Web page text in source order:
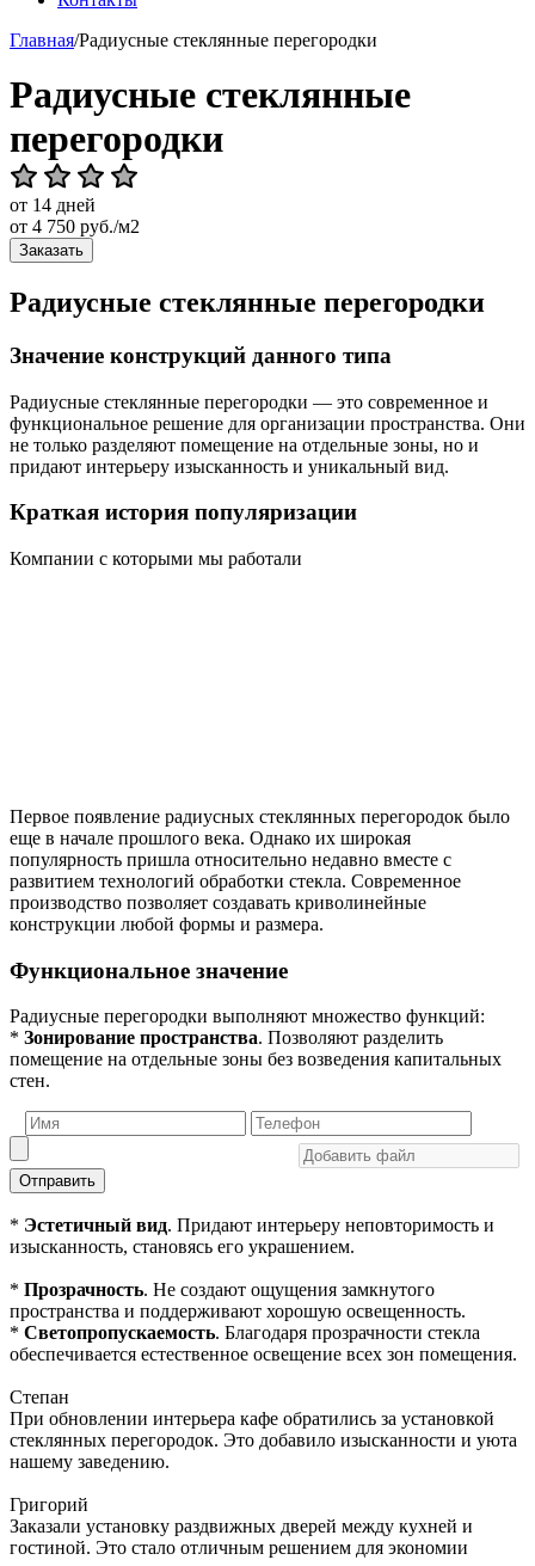
Главная/Радиусные стеклянные перегородки
Радиусные стеклянные
перегородки
от 14 дней
от 4 750 руб./м2
Заказать
Радиусные стеклянные перегородки
Значение конструкций данного типа
Радиусные стеклянные перегородки — это современное и
функциональное решение для организации пространства. Они
не только разделяют помещение на отдельные зоны, но и
придают интерьеру изысканность и уникальный вид.
Краткая история популяризации
Компании с которыми мы работали
Первое появление радиусных стеклянных перегородок было
еще в начале прошлого века. Однако их широкая
популярность пришла относительно недавно вместе с
развитием технологий обработки стекла. Современное
производство позволяет создавать криволинейные
конструкции любой формы и размера.
Функциональное значение
Радиусные перегородки выполняют множество функций:
* Зонирование пространства. Позволяют разделить
помещение на отдельные зоны без возведения капитальных
стен.
Отправить
* Эстетичный вид. Придают интерьеру неповторимость и
изысканность, становясь его украшением.
* Прозрачность. Не создают ощущения замкнутого
пространства и поддерживают хорошую освещенность.
* Светопропускаемость. Благодаря прозрачности стекла
обеспечивается естественное освещение всех зон помещения.
Степан
При обновлении интерьера кафе обратились за установкой
стеклянных перегородок. Это добавило изысканности и уюта
нашему заведению.
Григорий
Заказали установку раздвижных дверей между кухней и
гостиной. Это стало отличным решением для экономии